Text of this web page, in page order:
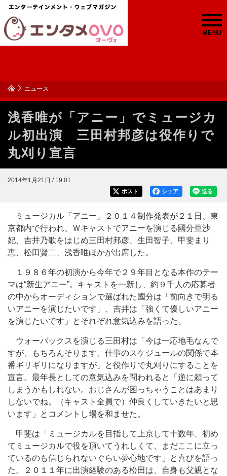
MENU
ニュース
浅香唯が「アニー」でミュージカ
ル初出演 三田村邦彦は役作りで
丸刈り宣言
2014年1月21日 / 19:01
送る
シェア
ポスト
ミュージカル「アニー」２０１４制作発表が２１日、東
京都内で行われ、Ｗキャストでアニーを演じる國分亜沙
妃、吉井乃歌をはじめ三田村邦彦、生田智子、甲斐まり
恵、松田賢二、浅香唯ほかが出席した。
１９８６年の初演から今年で２９年目となる本作のテー
マは“新生アニー”。キャストを一新し、約９千人の応募者
の中からオーディションで選ばれた國分は「前向きで明る
いアニーを演じたいです」、吉井は「強くて優しいアニー
を演じたいです」とそれぞれ意気込みを語った。
ウォーバックスを演じる三田村は「今は一応地毛なんで
すが、もちろんそります。仕事のスケジュールの関係で本
番ギリギリになりますが」と役作りで丸刈りにすることを
宣言。最年長としての意気込みを問われると「逆に頼って
しまうかもしれない。おじさんが困っちゃうことはあまり
しないでね。（キャスト全員で）仲良くしていきたいと思
います」とコメントし場を和ませた。
甲斐は「ミュージカルを目指して上京して十数年、初め
てミュージカルで役を頂いてうれしくて、まだここに立っ
ているのも信じられないぐらい夢心地です」と喜びを語っ
た。２０１１年に出演経験のある松田は、自身も父親とな